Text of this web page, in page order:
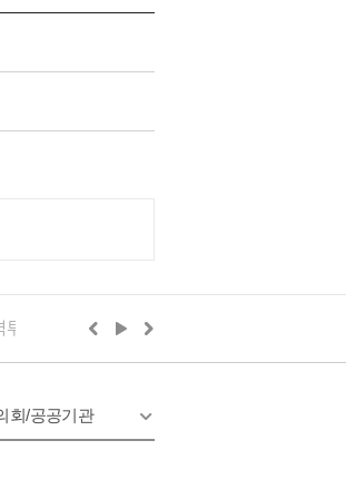
자24 구리시의회
회/공공기관